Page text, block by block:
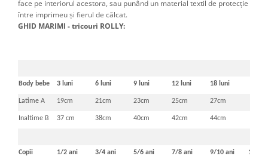
face pe interiorul acestora, sau punând un material textil de protecţie
între imprimeu şi fierul de călcat.
GHID MARIMI - tricouri ROLLY:
Body bebe 3 luni 6 luni 9 luni 12 luni 18 luni
Latime A 19cm 21cm 23cm 25cm 27cm
Inaltime B 37 cm 38cm 40cm 42cm 44cm
Copii 1/2 ani 3/4 ani 5/6 ani 7/8 ani 9/10 ani 11/12